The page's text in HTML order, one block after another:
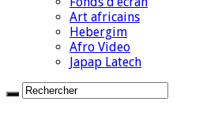
Art africains
Hebergim
Afro Video
Japap Latech